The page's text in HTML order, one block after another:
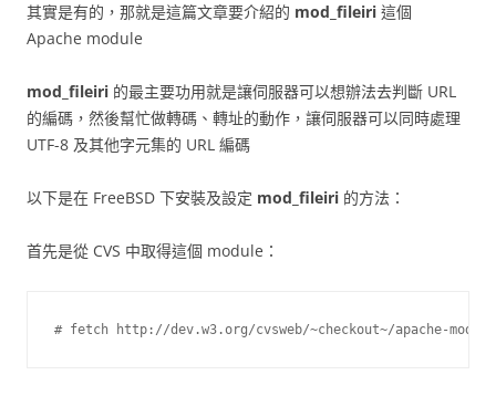
其實是有的，那就是這篇文章要介紹的 mod_fileiri 這個
Apache module
mod_fileiri 的最主要功用就是讓伺服器可以想辦法去判斷 URL
的編碼，然後幫忙做轉碼、轉址的動作，讓伺服器可以同時處理
UTF-8 及其他字元集的 URL 編碼
以下是在 FreeBSD 下安裝及設定 mod_fileiri 的方法：
首先是從 CVS 中取得這個 module：
# fetch http://dev.w3.org/cvsweb/~checkout~/apache-